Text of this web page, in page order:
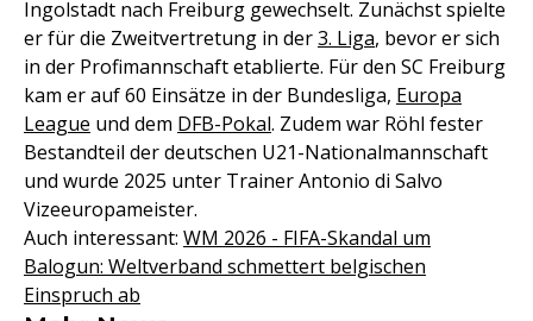
Ingolstadt nach Freiburg gewechselt. Zunächst spielte
er für die Zweitvertretung in der3. Liga, bevor er sich
in der Profimannschaft etablierte. Für den SC Freiburg
kam er auf 60 Einsätze in der Bundesliga, Europa
League und dem DFB-Pokal. Zudem war Röhl fester
Bestandteil der deutschen U21-Nationalmannschaft
und wurde 2025 unter Trainer Antonio di Salvo
Vizeeuropameister.
Auch interessant: WM 2026 - FIFA-Skandal um
Balogun: Weltverband schmettert belgischen
Einspruch ab